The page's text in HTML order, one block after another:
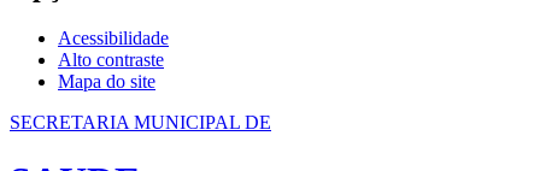
Acessibilidade
Alto contraste
Mapa do site
SECRETARIA MUNICIPAL DE